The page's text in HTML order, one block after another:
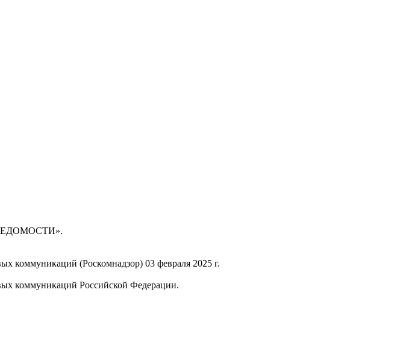
коммуникаций (Роскомнадзор) 03 февраля 2025 г.
коммуникаций Российской Федерации.